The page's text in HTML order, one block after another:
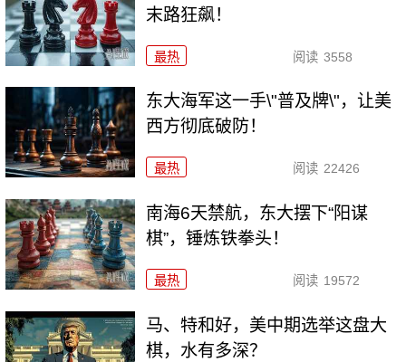
末路狂飙！
最热 阅读 3558
东大海军这一手\"普及牌\"，让美
西方彻底破防！
最热 阅读 22426
南海6天禁航，东大摆下“阳谋
棋”，锤炼铁拳头！
最热 阅读 19572
马、特和好，美中期选举这盘大
棋，水有多深？